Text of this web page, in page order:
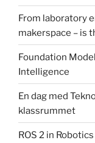
From laboratory
makerspace – is
Foundation
Intelligence
En dag med
klassrummet
ROS 2 in